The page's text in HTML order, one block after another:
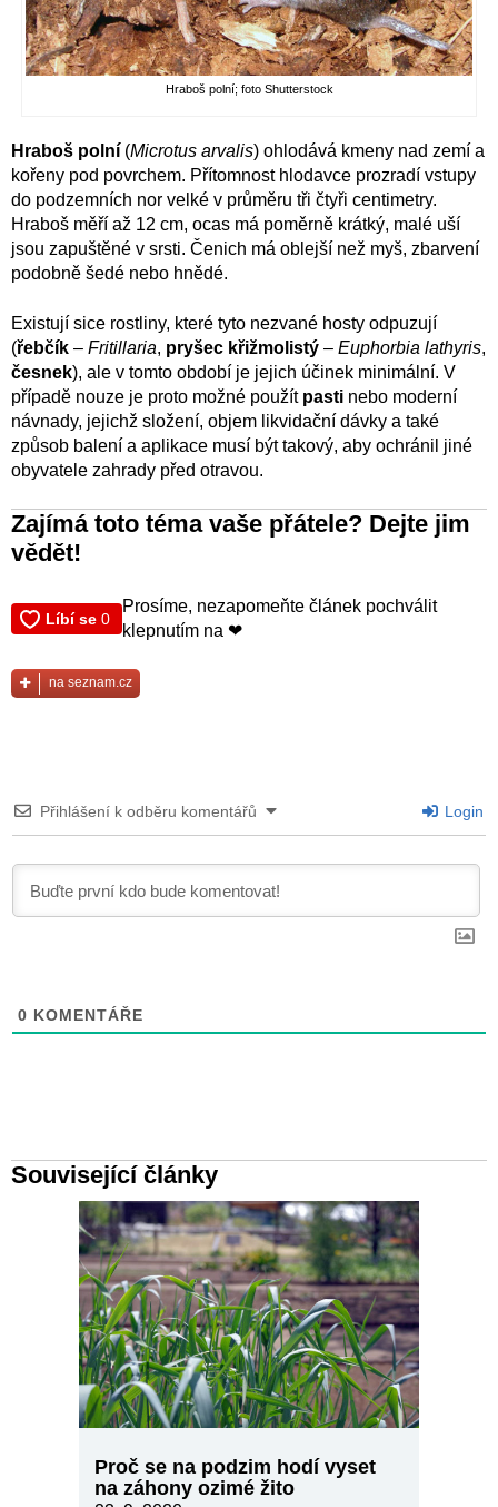
Hraboš polní; foto Shutterstock
Hraboš polní (Microtus arvalis) ohlodává kmeny nad zemí a
kořeny pod povrchem. Přítomnost hlodavce prozradí vstupy
do podzemních nor velké v průměru tři čtyři centimetry.
Hraboš měří až 12 cm, ocas má poměrně krátký, malé uší
jsou zapuštěné v srsti. Čenich má oblejší než myš, zbarvení
podobně šedé nebo hnědé.
Existují sice rostliny, které tyto nezvané hosty odpuzují
(řebčík – Fritillaria, pryšec křižmolistý – Euphorbia lathyris,
česnek), ale v tomto období je jejich účinek minimální. V
případě nouze je proto možné použítpasti nebo moderní
návnady, jejichž složení, objem likvidační dávky a také
způsob balení a aplikace musí být takový, aby ochránil jiné
obyvatele zahrady před otravou.
Zajímá toto téma vaše přátele? Dejte jim
vědět!
Prosíme, nezapomeňte článek pochválit
klepnutím na ❤
na seznam.cz
Přihlášení k odběru komentářů Login
0 KOMENTÁŘE
Související články
Proč se na podzim hodí vyset
na záhony ozimé žito